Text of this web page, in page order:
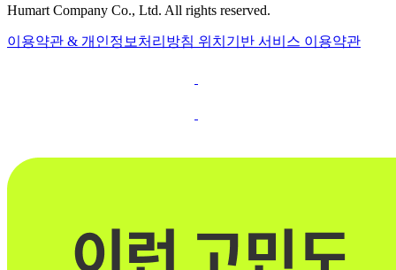
Humart Company Co., Ltd. All rights reserved.
이용약관 & 개인정보처리방침 위치기반 서비스 이용약관